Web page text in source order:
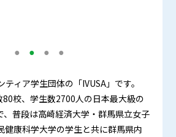
ィア学生団体の「IVUSA」です。
80校、学生数2700人の日本最大級の
、普段は高崎経済大学・群馬県立女子
健康科学大学の学生と共に群馬県内